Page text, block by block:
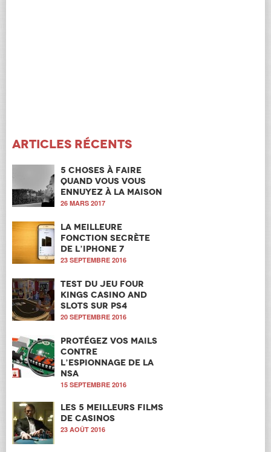
Articles récents
5 choses à faire
quand vous vous
ennuyez à la maison
26 MARS 2017
La meilleure
fonction secrète
de l’iPhone 7
23 SEPTEMBRE 2016
Test du jeu Four
Kings Casino and
Slots sur PS4
20 SEPTEMBRE 2016
Protégez vos mails
contre
l’espionnage de la
NSA
15 SEPTEMBRE 2016
Les 5 meilleurs films
de casinos
23 AOÛT 2016